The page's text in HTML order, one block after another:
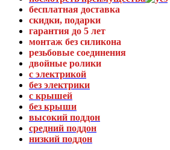
бесплатная доставка
скидки, подарки
гарантия до 5 лет
монтаж без силикона
резьбовые соединения
двойные ролики
с электрикой
без электрики
с крышей
без крыши
высокий поддон
средний поддон
низкий поддон